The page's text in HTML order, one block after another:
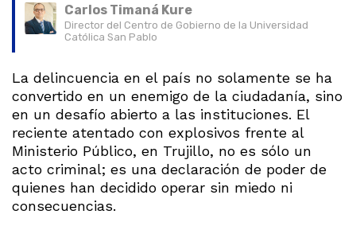
Carlos Timaná Kure
Director del Centro de Gobierno de la Universidad
Católica San Pablo
La delincuencia en el país no solamente se ha
convertido en un enemigo de la ciudadanía, sino
en un desafío abierto a las instituciones. El
reciente atentado con explosivos frente al
Ministerio Público, en Trujillo, no es sólo un
acto criminal; es una declaración de poder de
quienes han decidido operar sin miedo ni
consecuencias.